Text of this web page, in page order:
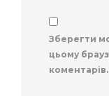
Зберегти
цьому
коментарів.